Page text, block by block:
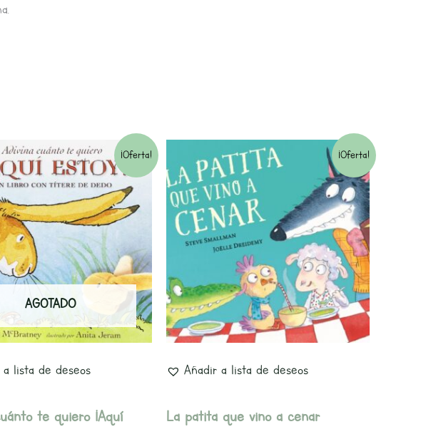
¡Oferta!
AGOTADO
lista de deseos
te quiero ¡Aquí
El
precio
original
era:
14,50€.
El
precio
actual
es:
13,75€.
¡Oferta!
Añadir a lista de deseos
La patita que vino a cenar
El
precio
original
era:
14,96€.
El
precio
actual
es:
14,25€.